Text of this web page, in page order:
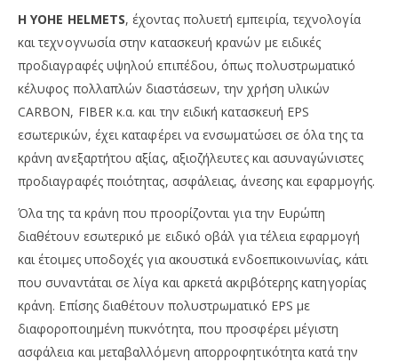
ΗYOHE HELMETS, έχοντας πολυετή εμπειρία, τεχνολογία
και τεχνογνωσία στην κατασκευή κρανών με ειδικές
προδιαγραφές υψηλού επιπέδου, όπως πολυστρωματικό
κέλυφος πολλαπλών διαστάσεων, την χρήση υλικών
CARBON, FIBER κ.α. και την ειδική κατασκευή EPS
εσωτερικών, έχει καταφέρει να ενσωματώσει σε όλα της τα
κράνη ανεξαρτήτου αξίας, αξιοζήλευτες και ασυναγώνιστες
προδιαγραφές ποιότητας, ασφάλειας, άνεσης και εφαρμογής.
Όλα της τα κράνη που προορίζονται για την Ευρώπη
διαθέτουν εσωτερικό με ειδικό οβάλ για τέλεια εφαρμογή
και έτοιμες υποδοχές για ακουστικά ενδοεπικοινωνίας, κάτι
που συναντάται σε λίγα και αρκετά ακριβότερης κατηγορίας
κράνη. Επίσης διαθέτουν πολυστρωματικό EPS με
διαφοροποιημένη πυκνότητα, που προσφέρει μέγιστη
ασφάλεια και μεταβαλλόμενη απορροφητικότητα κατά την